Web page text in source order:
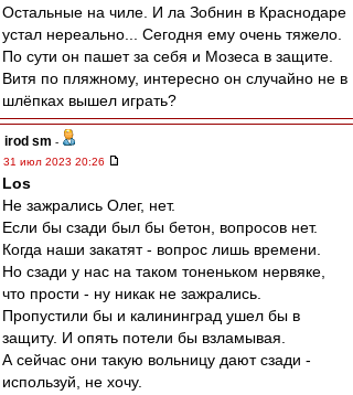
Остальные на чиле. И ла Зобнин в Краснодаре
устал нереально... Сегодня ему очень тяжело.
По сути он пашет за себя и Мозеса в защите.
Витя по пляжному, интересно он случайно не в
шлёпках вышел играть?
irod sm -
31 июл 2023 20:26
Los
Не зажрались Олег, нет.
Если бы сзади был бы бетон, вопросов нет.
Когда наши закатят - вопрос лишь времени.
Но сзади у нас на таком тоненьком нервяке,
что прости - ну никак не зажрались.
Пропустили бы и калининград ушел бы в
защиту. И опять потели бы взламывая.
А сейчас они такую вольницу дают сзади -
используй, не хочу.